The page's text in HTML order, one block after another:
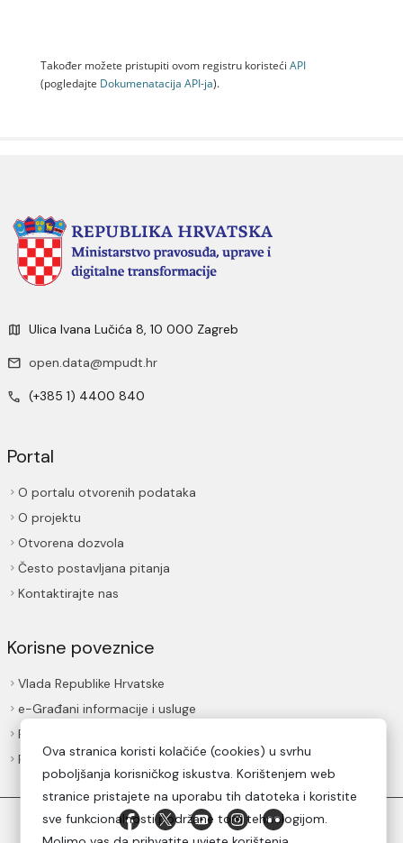
Također možete pristupiti ovom registru koristeći API
(pogledajte Dokumenаtаcijа API-jа).